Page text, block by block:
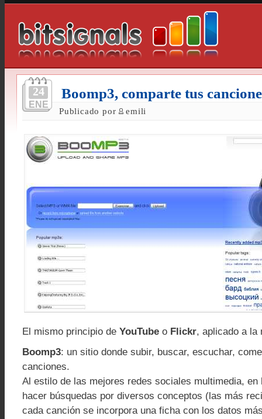
24
ENE
Boomp3, comparte tus
Publicado por emili
El mismo principio de YouTube o Flickr, aplicado a la
Boomp3: un sitio donde subir, buscar, escuchar,
canciones.
Al estilo de las mejores redes sociales multimedia, en
hacer búsquedas por diversos conceptos (las más
cada canción se incorpora una ficha con los datos